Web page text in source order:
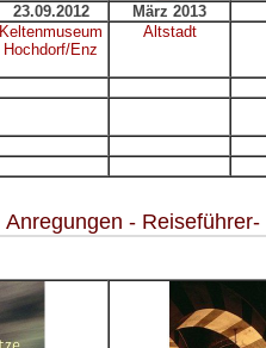
23.09.2012
März 2013
Keltenmuseum
Hochdorf/Enz
Altstadt
Anregungen -